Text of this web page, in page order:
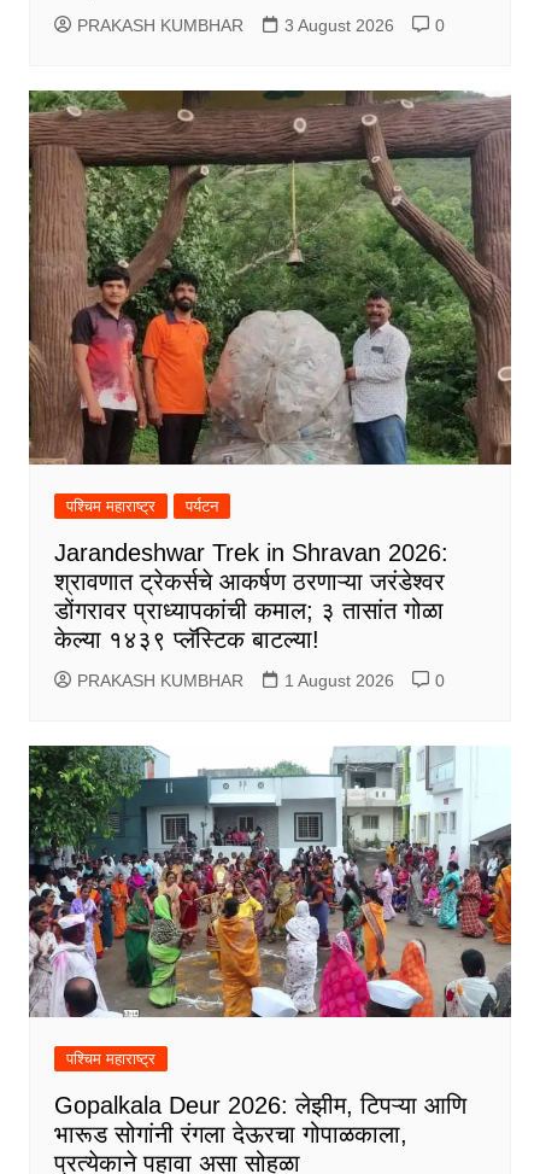
PRAKASH KUMBHAR 3 August 2026 0
पश्चिम महाराष्ट्र पर्यटन
Jarandeshwar Trek in Shravan 2026:
श्रावणात ट्रेकर्सचे आकर्षण ठरणाऱ्या जरंडेश्वर
डोंगरावर प्राध्यापकांची कमाल; ३ तासांत गोळा
केल्या १४३९ प्लॅस्टिक बाटल्या!
PRAKASH KUMBHAR 1 August 2026 0
पश्चिम महाराष्ट्र
Gopalkala Deur 2026: लेझीम, टिपऱ्या आणि
भारूड सोगांनी रंगला देऊरचा गोपाळकाला,
प्रत्येकाने पहावा असा सोहळा